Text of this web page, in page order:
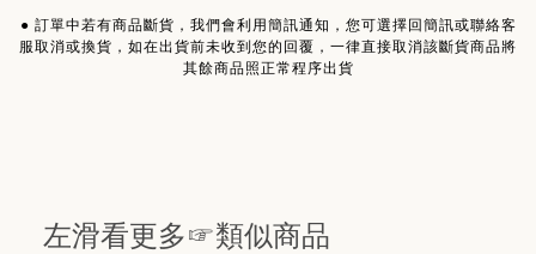
● 訂單中若有商品斷貨，我們會利用簡訊通知，您可選擇回簡訊或聯絡客
服取消或換貨，如在出貨前未收到您的回覆，一律直接取消該斷貨商品將
其餘商品照正常程序出貨
左滑看更多☞類似商品